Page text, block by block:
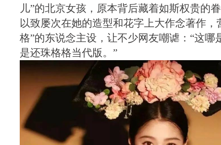
儿”的北京女孩，原本背后藏着如斯权贵的
以致屡次在她的造型和花字上大作念著作，
格”的东说念主设，让不少网友嘲谑：“这哪
是还珠格格当代版。”